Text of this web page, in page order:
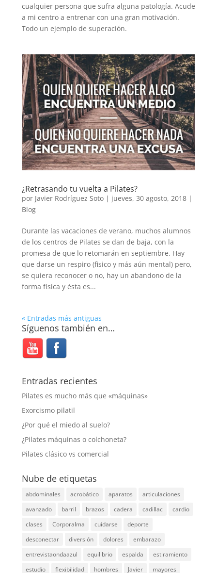
cualquier persona que sufra alguna patología. Acude
a mi centro a entrenar con una gran motivación.
Todo un ejemplo de superación.
¿Retrasando tu vuelta a Pilates?
por Javier Rodríguez Soto| jueves, 30 agosto, 2018|
Blog
Durante las vacaciones de verano, muchos alumnos
de los centros de Pilates se dan de baja, con la
promesa de que lo retomarán en septiembre. Hay
que darse un respiro (fisico y más aún mental) pero,
se quiera reconocer o no, hay un abandono de la
forma física y ésta es...
« Entradas más antiguas
Síguenos también en…
Entradas recientes
Pilates es mucho más que «máquinas»
Exorcismo pilatil
¿Por qué el miedo al suelo?
¿Pilates máquinas o colchoneta?
Pilates clásico vs comercial
Nube de etiquetas
abdominales acrobático aparatos
articulaciones
avanzado
barril brazos cadera cadillac
cardio
clases
Corporalma cuidarse
deporte
desconectar
diversión dolores
embarazo
entrevistaondaazul
equilibrio espalda
estiramiento
estudio
flexibilidad hombres Javier mayores